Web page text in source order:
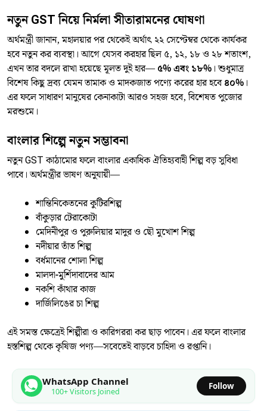
নতুন GST নিয়ে নির্মলা সীতারামনের ঘোষণা
অর্থমন্ত্রী জানান, মহালয়ার পর থেকেই অর্থাৎ ২২ সেপ্টেম্বর থেকে কার্যকর
হবে নতুন কর ব্যবস্থা। আগে যেসব করহার ছিল ৫, ১২, ১৮ ও ২৮ শতাংশ,
এখন তার বদলে রাখা হয়েছে মূলত দুই হার— ৫% এবং ১৮% । শুধুমাত্র
বিশেষ কিছু দ্রব্য যেমন তামাক ও মাদকজাত পণ্যে করের হার হবে৪০% ।
এর ফলে সাধারণ মানুষের কেনাকাটা আরও সহজ হবে, বিশেষত পুজোর
মরশুমে।
বাংলার শিল্পে নতুন সম্ভাবনা
নতুন GST কাঠামোর ফলে বাংলার একাধিক ঐতিহ্যবাহী শিল্প বড় সুবিধা
পাবে। অর্থমন্ত্রীর ভাষণ অনুযায়ী—
শান্তিনিকেতনের কুটিরশিল্প
বাঁকুড়ার টেরাকোটা
মেদিনীপুর ও পুরুলিয়ার মাদুর ও ছৌ মুখোশ শিল্প
নদীয়ার তাঁত শিল্প
বর্ধমানের শোলা শিল্প
মালদা-মুর্শিদাবাদের আম
নকশি কাঁথার কাজ
দার্জিলিঙের চা শিল্প
এই সমস্ত ক্ষেত্রেই শিল্পীরা ও কারিগররা কর ছাড় পাবেন। এর ফলে বাংলার
হস্তশিল্প থেকে কৃষিজ পণ্য—সবেতেই বাড়বে চাহিদা ও রপ্তানি।
WhatsApp Channel
100+ Visitors Joined
Follow